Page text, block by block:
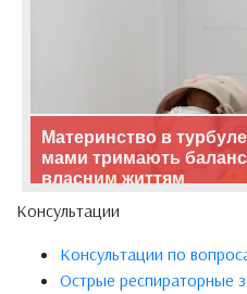
Материнство в
мами тримають баланс
власним життям
Консультации
Консультации по
Острые респираторные